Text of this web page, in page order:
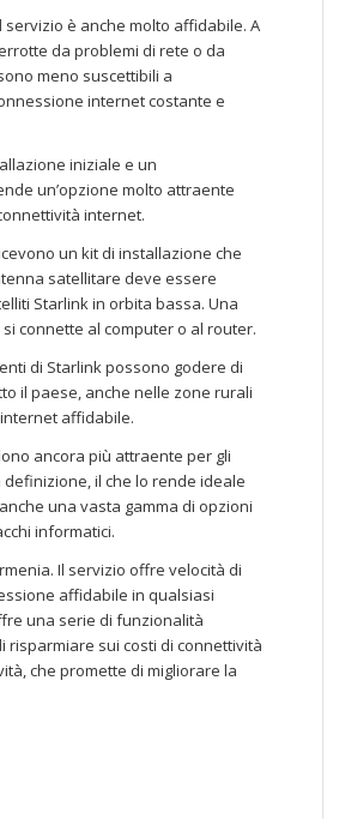
è anche molto affidabile. A
da problemi di rete o da
meno suscettibili a
internet costante e
iniziale e un
un’opzione molto attraente
internet.
un kit di installazione che
satellitare deve essere
Starlink in orbita bassa. Una
connette al computer o al router.
di Starlink possono godere di
il paese, anche nelle zone rurali
affidabile.
ancora più attraente per gli
il che lo rende ideale
una vasta gamma di opzioni
informatici.
Il servizio offre velocità di
affidabile in qualsiasi
una serie di funzionalità
risparmiare sui costi di connettività
che promette di migliorare la